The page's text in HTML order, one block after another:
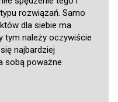
rozwiązań. Samo
dla siebie ma
tym należy oczywiście
najbardziej
sobą poważne